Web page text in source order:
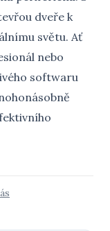
dveře k
světu. Ať
nebo
softwaru